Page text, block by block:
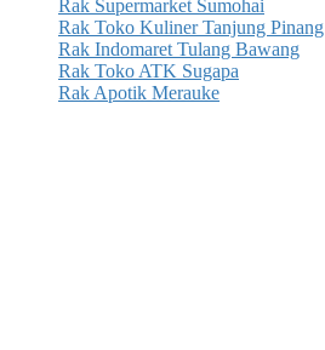
Rak Supermarket Sumohai
Rak Toko Kuliner Tanjung Pinang
Rak Indomaret Tulang Bawang
Rak Toko ATK Sugapa
Rak Apotik Merauke